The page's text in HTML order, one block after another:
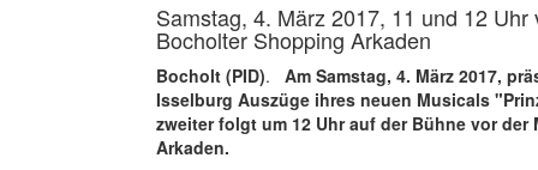
Samstag, 4. März 2017, 11 und 12
Bocholter Shopping Arkaden
Bocholt (PID). Am Samstag, 4. März 2017,
Isselburg Auszüge ihres neuen Musicals
zweiter folgt um 12 Uhr auf der Bühne vor
Arkaden.